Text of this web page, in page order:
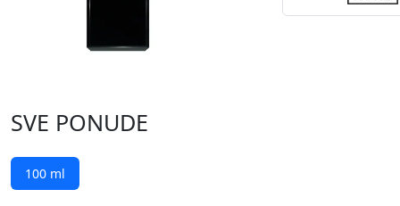
SVE PONUDE
100 ml